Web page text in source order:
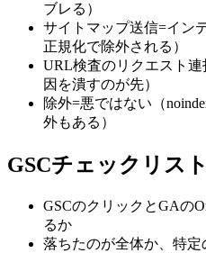
ブレる）
サイトマップ送信=イン
正規化で除外される）
URL検査のリクエスト
因を潰すのが先）
除外=悪ではない（
外もある）
GSCチェックリス
GSCのクリックとGAの
るか
落ちたのが全体か、特